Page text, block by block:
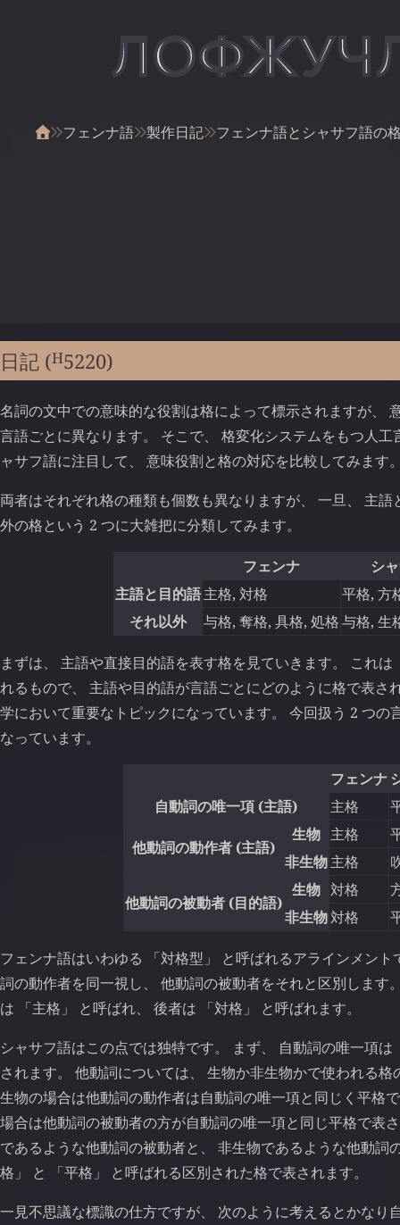
フェンナ語 製作日記 フェンナ語とシャサフ語の
日記 (H5220)
名詞の文中での意味的な役割は格によって標示されますが、
言語ごとに異なります。 そこで、 格変化システムをもつ人
ャサフ語に注目して、 意味役割と格の対応を比較してみます
両者はそれぞれ格の種類も個数も異なりますが、 一旦、 主
外の格という 2 つに大雑把に分類してみます。
フェンナ
シ
主語と目的語主格, 対格
平格, 方
それ以外
与格, 奪格, 具格, 処格与格, 生
まずは、 主語や直接目的語を表す格を見ていきます。 これ
れるもので、 主語や目的語が言語ごとにどのように格で表さ
学において重要なトピックになっています。 今回扱う 2 つの
なっています。
フェンナ
自動詞の唯一項 (主語)
主格
他動詞の動作者 (主語)
生物 主格
非生物 主格
他動詞の被動者 (目的語)
生物 対格
非生物 対格
フェンナ語はいわゆる 「対格型」 と呼ばれるアラインメン
詞の動作者を同一視し、 他動詞の被動者をそれと区別します
は 「主格」 と呼ばれ、 後者は 「対格」 と呼ばれます。
シャサフ語はこの点では独特です。 まず、 自動詞の唯一項
されます。 他動詞については、 生物か非生物かで使われる
生物の場合は他動詞の動作者は自動詞の唯一項と同じく平格
場合は他動詞の被動者の方が自動詞の唯一項と同じ平格で表
であるような他動詞の被動者と、 非生物であるような他動詞
格」 と 「平格」 と呼ばれる区別された格で表されます。
一見不思議な標識の仕方ですが、 次のように考えるとかなり